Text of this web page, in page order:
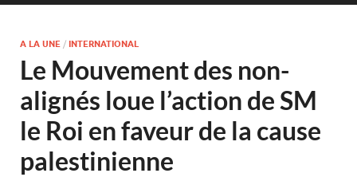
A LA UNE / INTERNATIONAL
Le Mouvement des non-
alignés loue l’action de SM
le Roi en faveur de la cause
palestinienne